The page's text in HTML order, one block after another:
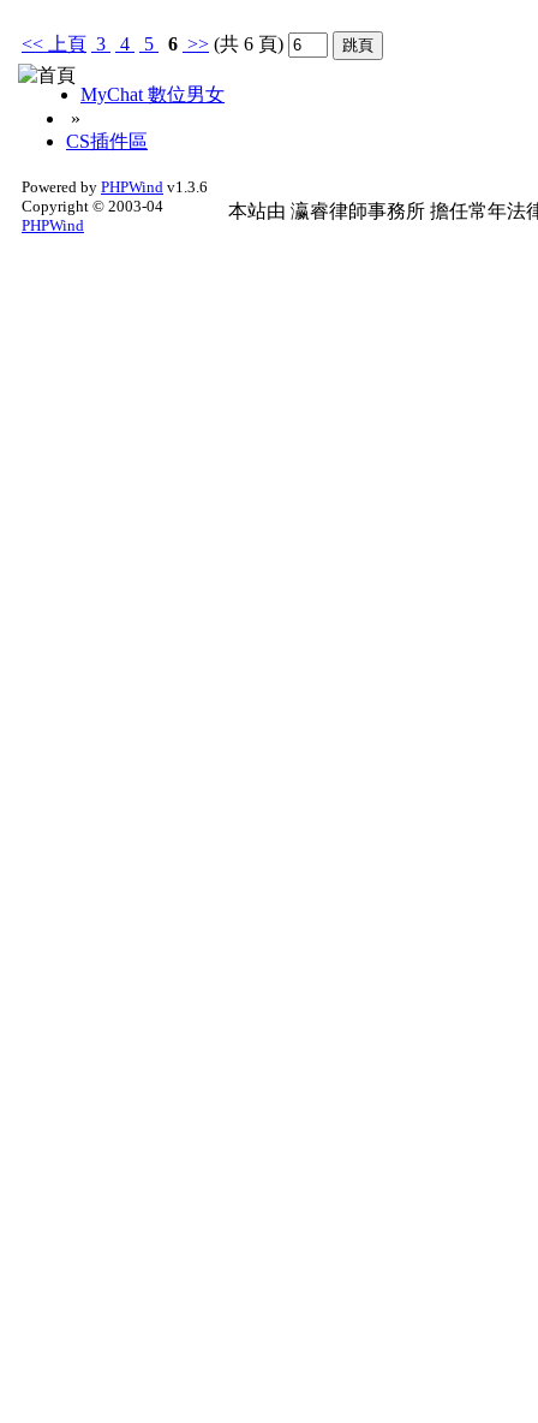
<< 上頁 3 4 5 6 >> (共 6 頁)
MyChat 數位男女
»
CS插件區
Powered by PHPWind v1.3.6
Copyright © 2003-04
PHPWind
本站由 瀛睿律師事務所 擔任常年法